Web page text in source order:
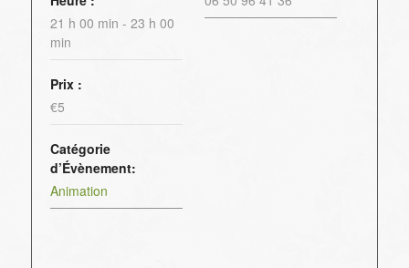
21 h 00 min - 23 h 00
min
Prix :
€5
Catégorie
d’Évènement:
Animation